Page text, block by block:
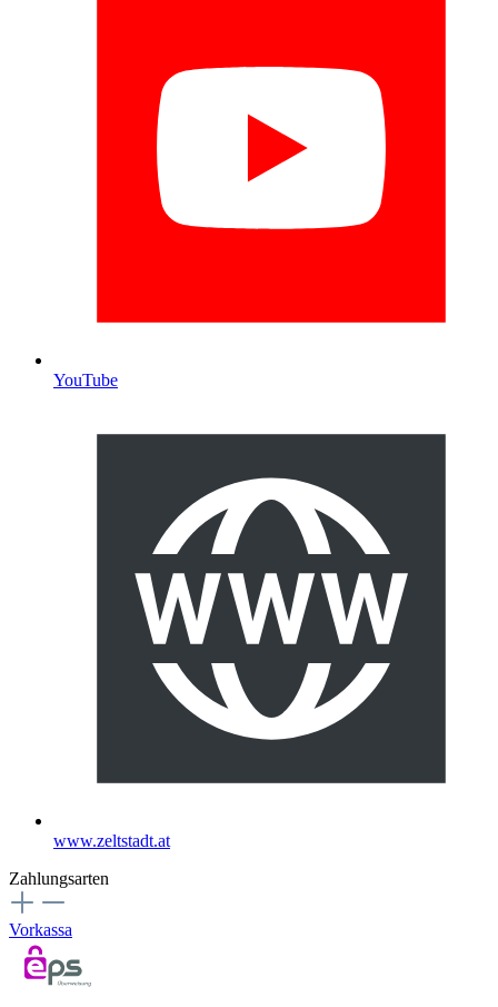
YouTube
www.zeltstadt.at
Zahlungsarten
Vorkassa